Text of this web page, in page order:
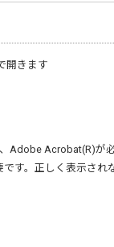
開きます
Adobe Acrobat(R)が
です。正しく表示され